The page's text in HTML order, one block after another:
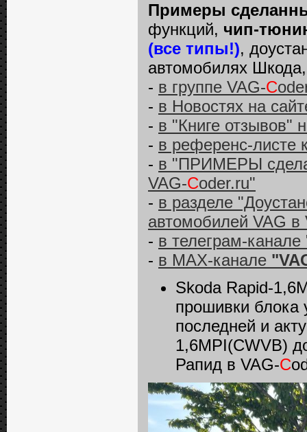
Примеры
функций, чип-
(все типы!),
автомобилях
- в группе VAG-C
- в Новостях на
- в "Книге отзывов"
- в референс-листе
- в "ПРИМЕРЫ
VAG-Coder.ru"
- в разделе
автомобилей VAG в
- в телеграм-канале
- в MAX-канале
Skoda Rapid-
прошивки блока
последней и
1,6MPI(CWVB)
Рапид в VAG-C